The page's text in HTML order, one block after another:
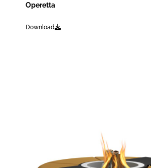
Operetta
Download